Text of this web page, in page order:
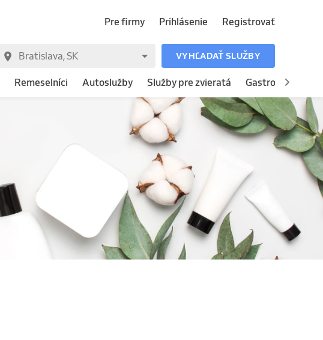
Pre firmy Prihlásenie Registrovať
VYHĽADAŤ SLUŽBY
Remeselníci Autoslužby Služby pre zvieratá Gastronómia